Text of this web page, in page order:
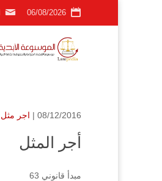
06/08/2026
08/12/2016 | اجر مثل
أجر المثل
مبدأ قانوني 63